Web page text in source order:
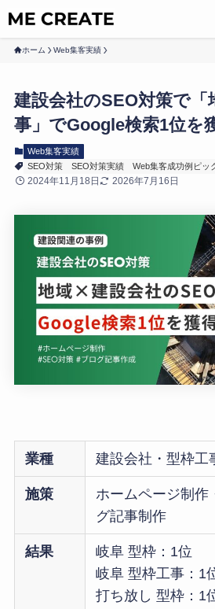
ホーム Web集客実績
建設会社のSEO対策で「
事」でGoogle検索1位を
Web集客実績
SEO対策
SEO対策実績 Web集客成功例ピッ
2024年11月18日 2026年7月16日
業種 建設会社・型枠工
施策
ホームページ制作
グ記事制作
結果
岐阜 型枠：1位
岐阜 型枠工事：1
打ち放し 型枠：1